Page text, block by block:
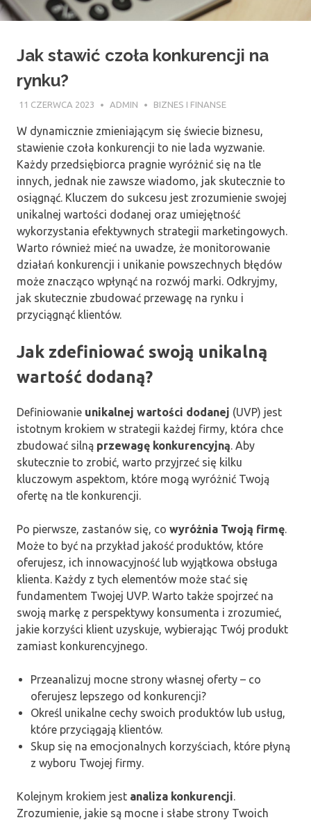
Jak stawić czoła konkurencji na
rynku?
11 CZERWCA 2023 ADMIN BIZNES I FINANSE
W dynamicznie zmieniającym się świecie biznesu,
stawienie czoła konkurencji to nie lada wyzwanie.
Każdy przedsiębiorca pragnie wyróżnić się na tle
innych, jednak nie zawsze wiadomo, jak skutecznie to
osiągnąć. Kluczem do sukcesu jest zrozumienie swojej
unikalnej wartości dodanej oraz umiejętność
wykorzystania efektywnych strategii marketingowych.
Warto również mieć na uwadze, że monitorowanie
działań konkurencji i unikanie powszechnych błędów
może znacząco wpłynąć na rozwój marki. Odkryjmy,
jak skutecznie zbudować przewagę na rynku i
przyciągnąć klientów.
Jak zdefiniować swoją unikalną
wartość dodaną?
Definiowanie unikalnej wartości dodanej (UVP) jest
istotnym krokiem w strategii każdej firmy, która chce
zbudować silną przewagę konkurencyjną. Aby
skutecznie to zrobić, warto przyjrzeć się kilku
kluczowym aspektom, które mogą wyróżnić Twoją
ofertę na tle konkurencji.
Po pierwsze, zastanów się, co wyróżnia Twoją firmę.
Może to być na przykład jakość produktów, które
oferujesz, ich innowacyjność lub wyjątkowa obsługa
klienta. Każdy z tych elementów może stać się
fundamentem Twojej UVP. Warto także spojrzeć na
swoją markę z perspektywy konsumenta i zrozumieć,
jakie korzyści klient uzyskuje, wybierając Twój produkt
zamiast konkurencyjnego.
Przeanalizuj mocne strony własnej oferty – co
oferujesz lepszego od konkurencji?
Określ unikalne cechy swoich produktów lub usług,
które przyciągają klientów.
Skup się na emocjonalnych korzyściach, które płyną
z wyboru Twojej firmy.
Kolejnym krokiem jest analiza konkurencji.
Zrozumienie, jakie są mocne i słabe strony Twoich